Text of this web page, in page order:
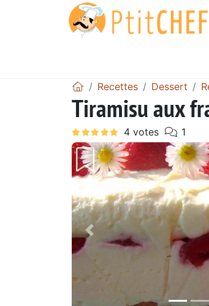
Recettes Dessert
Tiramisu aux
Précédent